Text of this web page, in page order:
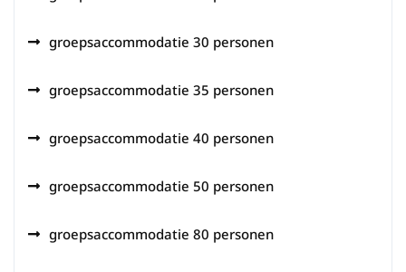
groepsaccommodatie 30 personen
groepsaccommodatie 35 personen
groepsaccommodatie 40 personen
groepsaccommodatie 50 personen
groepsaccommodatie 80 personen